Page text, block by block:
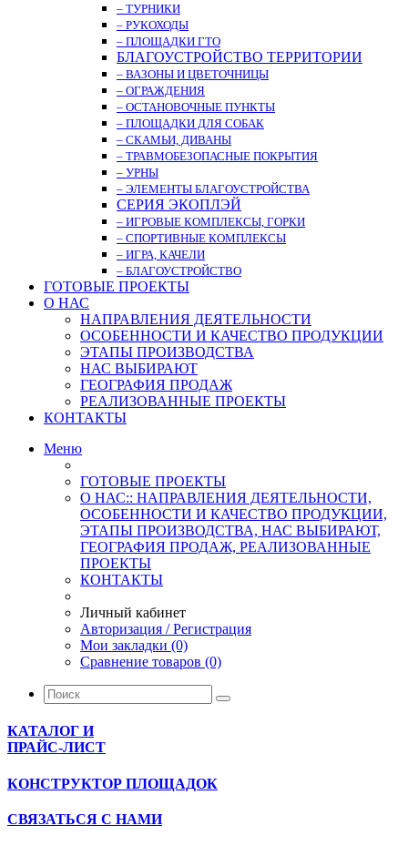
– ТУРНИКИ
– РУКОХОДЫ
– ПЛОЩАДКИ ГТО
БЛАГОУСТРОЙСТВО ТЕРРИТОРИИ
– ВАЗОНЫ И ЦВЕТОЧНИЦЫ
– ОГРАЖДЕНИЯ
– ОСТАНОВОЧНЫЕ ПУНКТЫ
– ПЛОЩАДКИ ДЛЯ СОБАК
– СКАМЬИ, ДИВАНЫ
– ТРАВМОБЕЗОПАСНЫЕ ПОКРЫТИЯ
– УРНЫ
– ЭЛЕМЕНТЫ БЛАГОУСТРОЙСТВА
СЕРИЯ ЭКОПЛЭЙ
– ИГРОВЫЕ КОМПЛЕКСЫ, ГОРКИ
– СПОРТИВНЫЕ КОМПЛЕКСЫ
– ИГРА, КАЧЕЛИ
– БЛАГОУСТРОЙСТВО
ГОТОВЫЕ ПРОЕКТЫ
О НАС
НАПРАВЛЕНИЯ ДЕЯТЕЛЬНОСТИ
ОСОБЕННОСТИ И КАЧЕСТВО ПРОДУКЦИИ
ЭТАПЫ ПРОИЗВОДСТВА
НАС ВЫБИРАЮТ
ГЕОГРАФИЯ ПРОДАЖ
РЕАЛИЗОВАННЫЕ ПРОЕКТЫ
КОНТАКТЫ
Меню
ГОТОВЫЕ ПРОЕКТЫ
О НАС:: НАПРАВЛЕНИЯ ДЕЯТЕЛЬНОСТИ,
ОСОБЕННОСТИ И КАЧЕСТВО ПРОДУКЦИИ,
ЭТАПЫ ПРОИЗВОДСТВА, НАС ВЫБИРАЮТ,
ГЕОГРАФИЯ ПРОДАЖ, РЕАЛИЗОВАННЫЕ
ПРОЕКТЫ
КОНТАКТЫ
Личный кабинет
Авторизация / Регистрация
Мои закладки (0)
Сравнение товаров (0)
КАТАЛОГ И
ПРАЙС-ЛИСТ
КОНСТРУКТОР ПЛОЩАДОК
СВЯЗАТЬСЯ С НАМИ